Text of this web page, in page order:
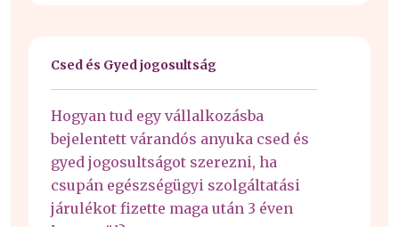
Csed és Gyed jogosultság
Hogyan tud egy vállalkozásba
bejelentett várandós anyuka csed és
gyed jogosultságot szerezni, ha
csupán egészségügyi szolgáltatási
járulékot fizette maga után 3 éven